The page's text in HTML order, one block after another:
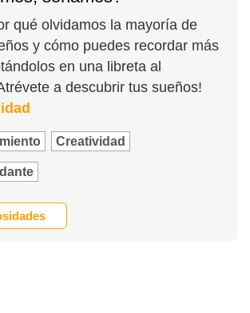
qué olvidamos la mayoría de
y cómo puedes recordar más
en una libreta al
a descubrir tus sueños!
Creatividad